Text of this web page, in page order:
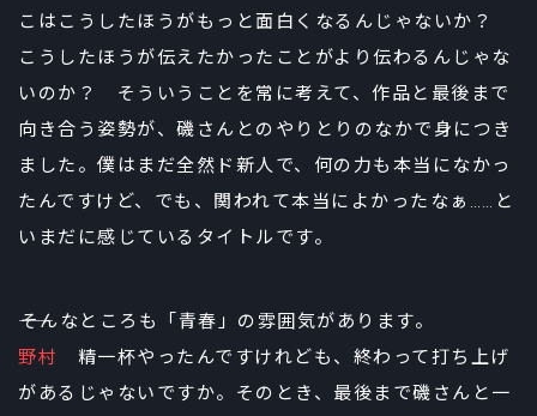
こはこうしたほうがもっと面白くなるんじゃないか？
こうしたほうが伝えたかったことがより伝わるんじゃな
いのか？ そういうことを常に考えて、作品と最後まで
向き合う姿勢が、磯さんとのやりとりのなかで身につき
ました。僕はまだ全然ド新人で、何の力も本当になかっ
たんですけど、でも、関われて本当によかったなぁ……と
いまだに感じているタイトルです。
――そんなところも「青春」の雰囲気があります。
野村 精一杯やったんですけれども、終わって打ち上げ
があるじゃないですか。そのとき、最後まで磯さんと一